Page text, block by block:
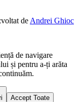
de Andrei Ghioc
de navigare
și pentru a-ți arăta
Accept Toate